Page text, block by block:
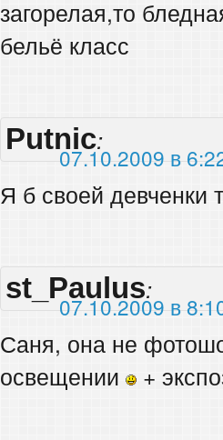
загорелая,то
бельё класс
Putnic:
07.10.2009 в
Я б своей девченки
st_Paulus:
07.10.2009 в
Саня, она не
освещении
+